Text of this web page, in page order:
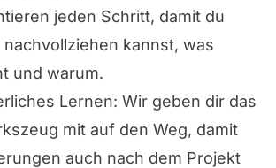
jeden Schritt, damit du
kannst, was
und warum.
Lernen: Wir geben dir das
mit auf den Weg, damit
auch nach dem Projekt